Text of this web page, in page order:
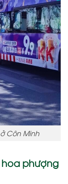
Côn Minh
hoa phượng